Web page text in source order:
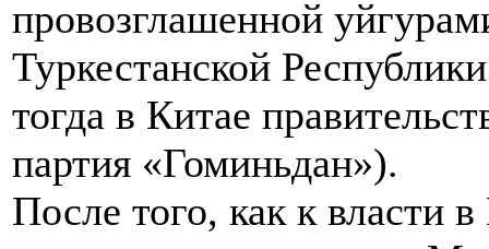
провозглашенной
Туркестанской
тогда в Китае
партия «Гоминьдан»).
После того, как к власти